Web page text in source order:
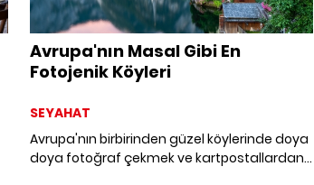
Avrupa'nın Masal Gibi En
Fotojenik Köyleri
SEYAHAT
Avrupa'nın birbirinden güzel köylerinde doya
doya fotoğraf çekmek ve kartpostallardan